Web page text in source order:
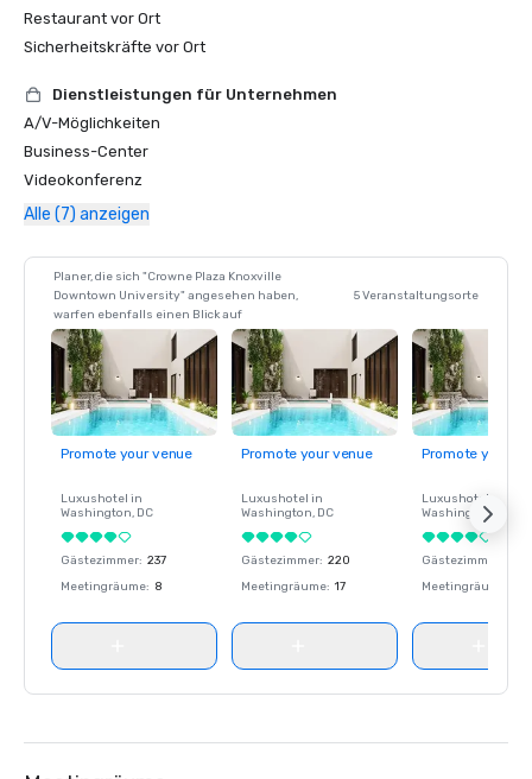
Restaurant vor Ort
Sicherheitskräfte vor Ort
Dienstleistungen für Unternehmen
A/V-Möglichkeiten
Business-Center
Videokonferenz
Alle (7) anzeigen
Planer, die sich "Crowne Plaza Knoxville
Downtown University" angesehen haben,
warfen ebenfalls einen Blick auf
5 Veranstaltungsorte
Promote your venue
Luxushotel in
Washington, DC
Gästezimmer: 237
Meetingräume: 8
Promote your venue
Luxushotel in
Washington, DC
Gästezimmer: 220
Meetingräume: 17
Promote your
Luxushotel in
Washington
Gästezimmer
Meetingräume